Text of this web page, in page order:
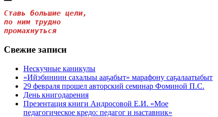
Ставь большие цели,
по ним трудно
промахнуться
Свежие записи
Нескучные каникулы
«Ийэбиниин сахалыы ааҕабыт» марафону саҕалаатыбыт
29 февраля прошел авторский семинар Фоминой П.С.
День книгодарения
Презентация книги Андросовой Е.И. «Мое
педагогическое кредо: педагог и наставник»